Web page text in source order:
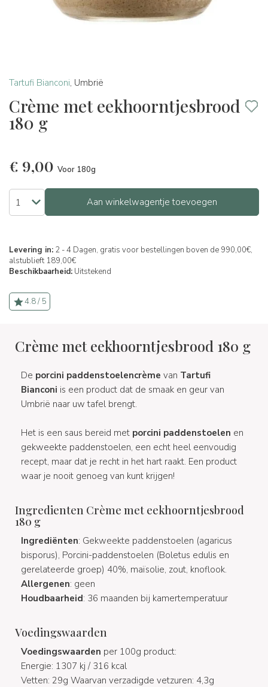
Tartufi Bianconi, Umbrië
Crème met eekhoorntjesbrood
180 g
€ 9,00 Voor 180g
Aan winkelwagentje toevoegen
Levering in: 2 - 4 Dagen, gratis voor bestellingen boven de 990,00€,
alstublieft 189,00€
Beschikbaarheid: Uitstekend
4.8 / 5
Crème met eekhoorntjesbrood 180 g
De porcini paddenstoelencrème van Tartufi
Bianconi is een product dat de smaak en geur van
Umbrië naar uw tafel brengt.
Het is een saus bereid met porcini paddenstoelen en
gekweekte paddenstoelen, een echt heel eenvoudig
recept, maar dat je recht in het hart raakt. Een product
waar je nooit genoeg van kunt krijgen!
Ingredienten Crème met eekhoorntjesbrood
180 g
Ingrediënten: Gekweekte paddenstoelen (agaricus
bisporus), Porcini-paddenstoelen (Boletus edulis en
gerelateerde groep) 40%, maïsolie, zout, knoflook.
Allergenen: geen
Houdbaarheid: 36 maanden bij kamertemperatuur
Voedingswaarden
Voedingswaarden per 100g product:
Energie: 1307 kj / 316 kcal
Vetten: 29g Waarvan verzadigde vetzuren: 4,3g